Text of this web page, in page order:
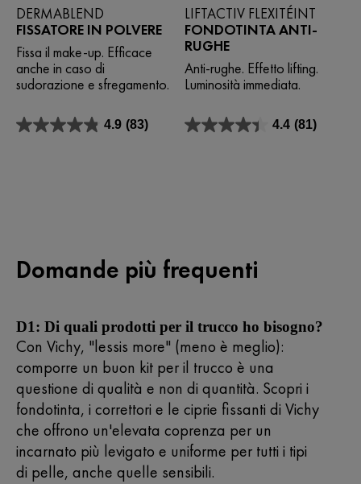
DERMABLEND
FISSATORE IN POLVERE
Fissa il make-up. Efficace
anche in caso di
sudorazione e sfregamento.
4.9 (83)
4.9
LIFTACTIV FLEXITÉINT
FONDOTINTA ANTI-
RUGHE
Anti-rughe. Effetto lifting.
Luminosità immediata.
4.4 (81)
4.4
Domande più frequenti
D1: Di quali prodotti per il trucco ho bisogno?
Con Vichy, "lessis more" (meno è meglio):
comporre un buon kit per il trucco è una
questione di qualità e non di quantità. Scopri i
fondotinta, i correttori e le ciprie fissanti di Vichy
che offrono un'elevata coprenza per un
incarnato più levigato e uniforme per tutti i tipi
di pelle, anche quelle sensibili.